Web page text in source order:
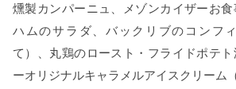
燻製カンパーニュ、メゾンカイザーお
ハムのサラダ、バックリブのコンフ
て）、丸鶏のロースト・フライドポテ
ーオリジナルキャラメルアイスクリーム（